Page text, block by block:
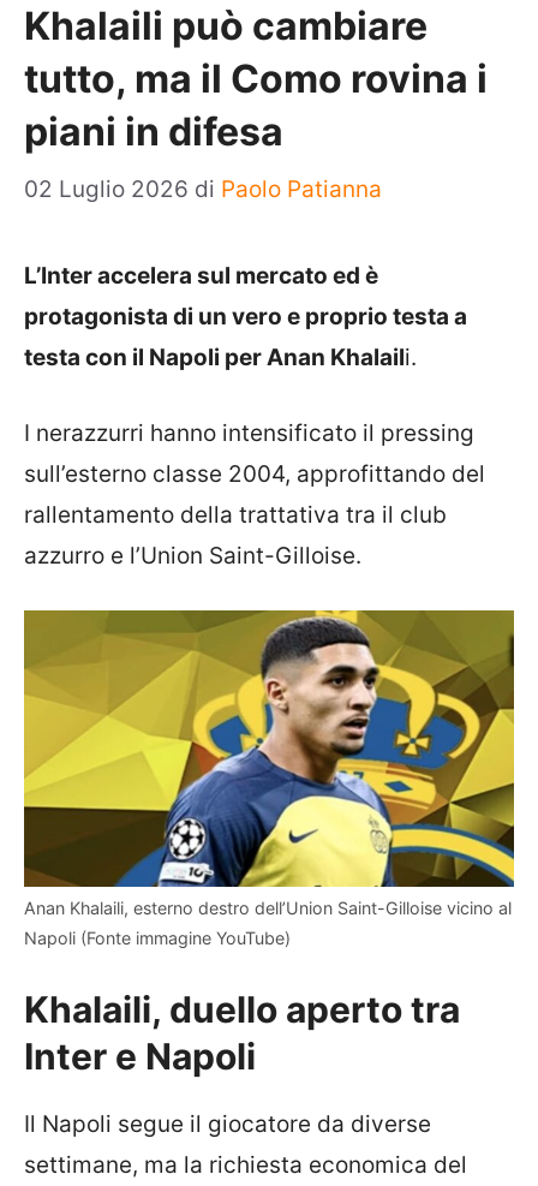
Khalaili può cambiare
tutto, ma il Como rovina i
piani in difesa
02 Luglio 2026 di Paolo Patianna
L’Inter accelera sul mercato ed è
protagonista di un vero e proprio testa a
testa con il Napoli per Anan Khalaili.
I nerazzurri hanno intensificato il pressing
sull’esterno classe 2004, approfittando del
rallentamento della trattativa tra il club
azzurro e l’Union Saint-Gilloise.
Anan Khalaili, esterno destro dell’Union Saint-Gilloise vicino al
Napoli (Fonte immagine YouTube)
Khalaili, duello aperto tra
Inter e Napoli
Il Napoli segue il giocatore da diverse
settimane, ma la richiesta economica del